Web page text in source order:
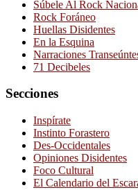
Súbele Al Rock
Rock Foráneo
Huellas Disidentes
En la Esquina
Narraciones
71 Decibeles
Secciones
Inspírate
Instinto Forastero
Des-Occidentales
Opiniones Disidentes
Foco Cultural
El Calendario del